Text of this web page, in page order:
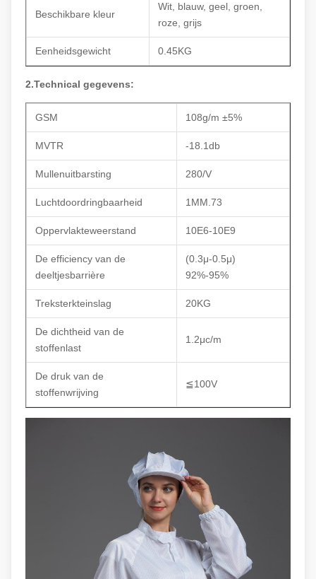
Beschikbare kleur
Wit, blauw, geel, groen,
roze, grijs
Eenheidsgewicht 0.45KG
2.Technical gegevens:
GSM 108g/m ±5%
MVTR -18.1db
Mullenuitbarsting 280/V
Luchtdoordringbaarheid 1MM.73
Oppervlakteweerstand 10E6-10E9
De efficiency van de
deeltjesbarrière
(0.3μ-0.5μ)
92%-95%
Treksterkteinslag 20KG
De dichtheid van de
stoffenlast
1.2μc/m
De druk van de
stoffenwrijving
≦100V